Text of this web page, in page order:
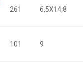
261 6,5X14,8
101 9